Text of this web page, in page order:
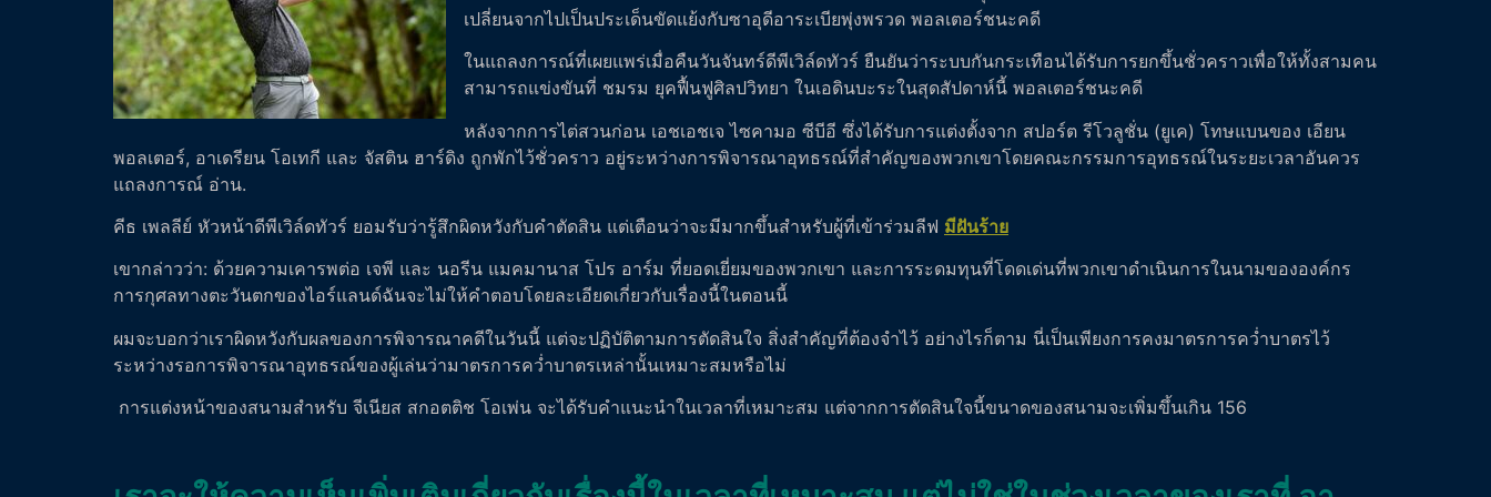
เปลี่ยนจากไปเป็นประเด็นขัดแย้งกับซาอุดีอาระเบียพุ่งพรวด พอลเตอร์ชนะคดี
ในแถลงการณ์ที่เผยแพร่เมื่อคืนวันจันทร์ดีพีเวิล์ดทัวร์ ยืนยันว่าระบบกันกระเทือนได้รับการยกขึ้นชั่วคราวเพื่อให้ทั้งสามคน
สามารถแข่งขันที่ ชมรม ยุคฟื้นฟูศิลปวิทยา ในเอดินบะระในสุดสัปดาห์นี้ พอลเตอร์ชนะคดี
หลังจากการไต่สวนก่อน เอชเอชเจ ไซคามอ ซีบีอี ซึ่งได้รับการแต่งตั้งจาก สปอร์ต รีโวลูชั่น (ยูเค) โทษแบนของ เอียน
พอลเตอร์, อาเดรียน โอเทกี และ จัสติน ฮาร์ดิง ถูกพักไว้ชั่วคราว อยู่ระหว่างการพิจารณาอุทธรณ์ที่สำคัญของพวกเขาโดยคณะกรรมการอุทธรณ์ในระยะเวลาอันควร
แถลงการณ์ อ่าน.
คีธ เพลลีย์ หัวหน้าดีพีเวิล์ดทัวร์ ยอมรับว่ารู้สึกผิดหวังกับคำตัดสิน แต่เตือนว่าจะมีมากขึ้นสำหรับผู้ที่เข้าร่วมลีฟ มีฝันร้าย
เขากล่าวว่า: ด้วยความเคารพต่อ เจพี และ นอรีน แมคมานาส โปร อาร์ม ที่ยอดเยี่ยมของพวกเขา และการระดมทุนที่โดดเด่นที่พวกเขาดำเนินการในนามขององค์กร
การกุศลทางตะวันตกของไอร์แลนด์ฉันจะไม่ให้คำตอบโดยละเอียดเกี่ยวกับเรื่องนี้ในตอนนี้
ผมจะบอกว่าเราผิดหวังกับผลของการพิจารณาคดีในวันนี้ แต่จะปฏิบัติตามการตัดสินใจ สิ่งสำคัญที่ต้องจำไว้ อย่างไรก็ตาม นี่เป็นเพียงการคงมาตรการคว่ำบาตรไว้
ระหว่างรอการพิจารณาอุทธรณ์ของผู้เล่นว่ามาตรการคว่ำบาตรเหล่านั้นเหมาะสมหรือไม่
การแต่งหน้าของสนามสำหรับ จีเนียส สกอตติช โอเพ่น จะได้รับคำแนะนำในเวลาที่เหมาะสม แต่จากการตัดสินใจนี้ขนาดของสนามจะเพิ่มขึ้นเกิน 156